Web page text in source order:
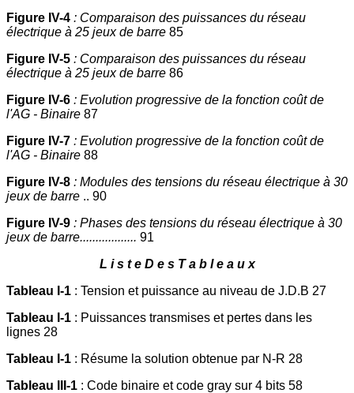
Figure IV-4 : Comparaison des puissances du réseau
électrique à 25 jeux de barre 85
Figure IV-5 : Comparaison des puissances du réseau
électrique à 25 jeux de barre 86
Figure IV-6 : Evolution progressive de la fonction coût de
l'AG - Binaire 87
Figure IV-7 : Evolution progressive de la fonction coût de
l'AG - Binaire 88
Figure IV-8 : Modules des tensions du réseau électrique à 30
jeux de barre .. 90
Figure IV-9 : Phases des tensions du réseau électrique à 30
jeux de barre.................. 91
L i s t e D e s T a b l e a u x
Tableau I-1 : Tension et puissance au niveau de J.D.B 27
Tableau I-1 : Puissances transmises et pertes dans les
lignes 28
Tableau I-1 : Résume la solution obtenue par N-R 28
Tableau III-1 : Code binaire et code gray sur 4 bits 58